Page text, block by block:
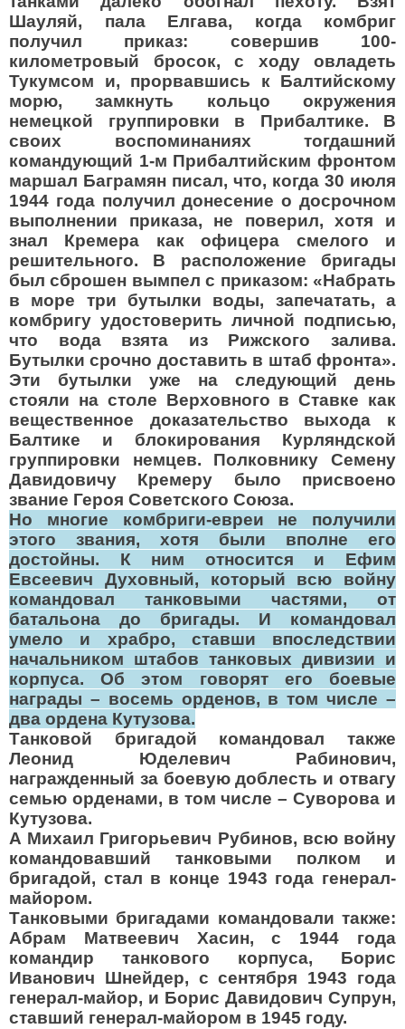
Шауляй, пала Елгава, когда комбриг
получил приказ: совершив 100-
километровый бросок, с ходу овладеть
Тукумсом и, прорвавшись к Балтийскому
морю, замкнуть кольцо окружения
немецкой группировки в Прибалтике. В
своих воспоминаниях тогдашний
командующий 1-м Прибалтийским фронтом
маршал Баграмян писал, что, когда 30 июля
1944 года получил донесение о досрочном
выполнении приказа, не поверил, хотя и
знал Кремера как офицера смелого и
решительного. В расположение бригады
был сброшен вымпел с приказом: «Набрать
в море три бутылки воды, запечатать, а
комбригу удостоверить личной подписью,
что вода взята из Рижского залива.
Бутылки срочно доставить в штаб фронта».
Эти бутылки уже на следующий день
стояли на столе Верховного в Ставке как
вещественное доказательство выхода к
Балтике и блокирования Курляндской
группировки немцев. Полковнику Семену
Давидовичу Кремеру было присвоено
звание Героя Советского Союза.
Но многие комбриги-евреи не получили
этого звания, хотя были вполне его
достойны. К ним относится и Ефим
Евсеевич Духовный, который всю войну
командовал танковыми частями, от
батальона до бригады. И командовал
умело и храбро, ставши впоследствии
начальником штабов танковых дивизии и
корпуса. Об этом говорят его боевые
награды – восемь орденов, в том числе –
два ордена Кутузова.
Танковой бригадой командовал также
Леонид Юделевич Рабинович,
награжденный за боевую доблесть и отвагу
семью орденами, в том числе – Суворова и
Кутузова.
А Михаил Григорьевич Рубинов, всю войну
командовавший танковыми полком и
бригадой, стал в конце 1943 года генерал-
майором.
Танковыми бригадами командовали также:
Абрам Матвеевич Хасин, с 1944 года
командир танкового корпуса, Борис
Иванович Шнейдер, с сентября 1943 года
генерал-майор, и Борис Давидович Супрун,
ставший генерал-майором в 1945 году.